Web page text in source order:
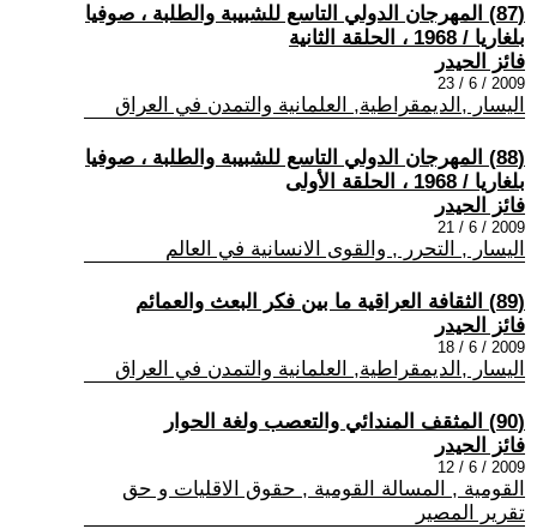
(87) المهرجان الدولي التاسع للشبيبة والطلبة ، صوفيا
بلغاريا / 1968 ، الحلقة الثانية
فائز الحيدر
2009 / 6 / 23
اليسار ,الديمقراطية, العلمانية والتمدن في العراق
(88) المهرجان الدولي التاسع للشبيبة والطلبة ، صوفيا
بلغاريا / 1968 ، الحلقة الأولى
فائز الحيدر
2009 / 6 / 21
اليسار , التحرر , والقوى الانسانية في العالم
(89) الثقافة العراقية ما بين فكر البعث والعمائم
فائز الحيدر
2009 / 6 / 18
اليسار ,الديمقراطية, العلمانية والتمدن في العراق
(90) المثقف المندائي والتعصب ولغة الحوار
فائز الحيدر
2009 / 6 / 12
القومية , المسالة القومية , حقوق الاقليات و حق
تقرير المصير